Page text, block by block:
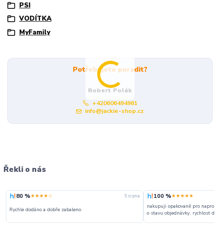
PSI
VODÍTKA
MyFamily
Potřebujete poradit?
Robert Polák
+420606494961
info@jackie-shop.cz
Řekli o nás
80 %★★★★☆ 5. srpna
Rychle dodáno a dobře zabaleno.
100 %★★★★★
nakupuji opakovaně pro
o stavu objednávky, rychlost